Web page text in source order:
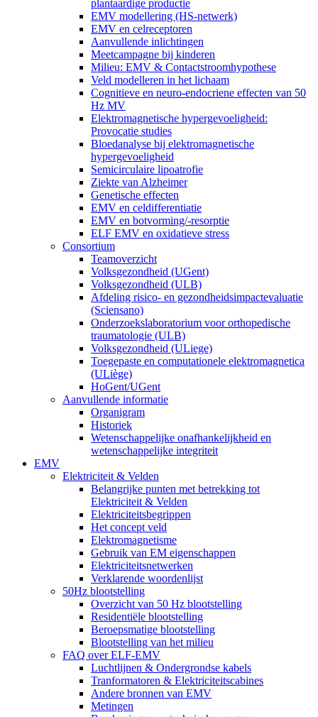
plantaardige productie
EMV modellering (HS-netwerk)
EMV en celreceptoren
Aanvullende inlichtingen
Meetcampagne bij kinderen
Milieu: EMV & Contactstroomhypothese
Veld modelleren in het lichaam
Cognitieve en neuro-endocriene effecten van 50
Hz MV
Elektromagnetische hypergevoeligheid:
Provocatie studies
Bloedanalyse bij elektromagnetische
hypergevoeligheid
Semicirculaire lipoatrofie
Ziekte van Alzheimer
Genetische effecten
EMV en celdifferentiatie
EMV en botvorming/-resorptie
ELF EMV en oxidatieve stress
Consortium
Teamoverzicht
Volksgezondheid (UGent)
Volksgezondheid (ULB)
Afdeling risico- en gezondheidsimpactevaluatie
(Sciensano)
Onderzoekslaboratorium voor orthopedische
traumatologie (ULB)
Volksgezondheid (ULiege)
Toegepaste en computationele elektromagnetica
(ULiège)
HoGent/UGent
Aanvullende informatie
Organigram
Historiek
Wetenschappelijke onafhankelijkheid en
wetenschappelijke integriteit
EMV
Elektriciteit & Velden
Belangrijke punten met betrekking tot
Elektriciteit & Velden
Elektriciteitsbegrippen
Het concept veld
Elektromagnetisme
Gebruik van EM eigenschappen
Elektriciteitsnetwerken
Verklarende woordenlijst
50Hz blootstelling
Overzicht van 50 Hz blootstelling
Residentiële blootstelling
Beroepsmatige blootstelling
Blootstelling van het milieu
FAQ over ELF-EMV
Luchtlijnen & Ondergrondse kabels
Tranformatoren & Elektriciteitscabines
Andere bronnen van EMV
Metingen